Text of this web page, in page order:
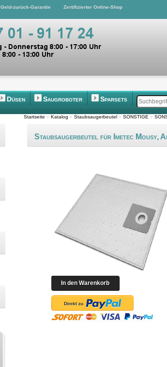
Geld-zurück-Garantie Zertifizierter Online-Shop
Düsen Saugroboter Sparsets
Startseite » Katalog » Staubsaugerbeutel » SONSTIGE »
Staubsaugerbeutel für Imetec Mousy,